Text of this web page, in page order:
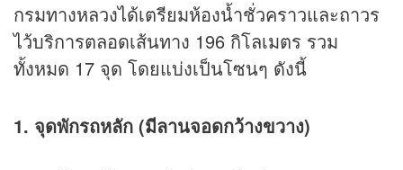
กรมทางหลวงได้เตรียมห้องน้ำชั่วคราวและถาวร
ไว้บริการตลอดเส้นทาง 196 กิโลเมตร รวม
ทั้งหมด 17 จุด โดยแบ่งเป็นโซนๆ ดังนี้
1. จุดพักรถหลัก (มีลานจอดกว้างขวาง)